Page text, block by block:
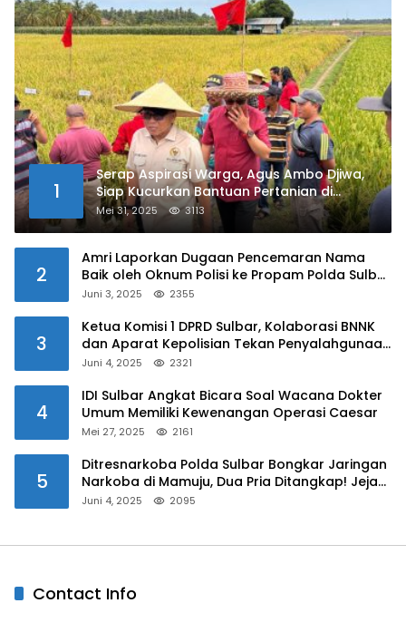
1
Serap Aspirasi Warga, Agus Ambo Djiwa,
Siap Kucurkan Bantuan Pertanian di
Kalukku
Mei 31, 2025 3113
2
Amri Laporkan Dugaan Pencemaran Nama
Baik oleh Oknum Polisi ke Propam Polda Sulbar
Juni 3, 2025 2355
3
Ketua Komisi 1 DPRD Sulbar, Kolaborasi BNNK
dan Aparat Kepolisian Tekan Penyalahgunaan
Juni 4, 2025 2321
4
IDI Sulbar Angkat Bicara Soal Wacana Dokter
Umum Memiliki Kewenangan Operasi Caesar
Mei 27, 2025 2161
5
Ditresnarkoba Polda Sulbar Bongkar Jaringan
Narkoba di Mamuju, Dua Pria Ditangkap! Jejak
Juni 4, 2025 2095
Contact Info